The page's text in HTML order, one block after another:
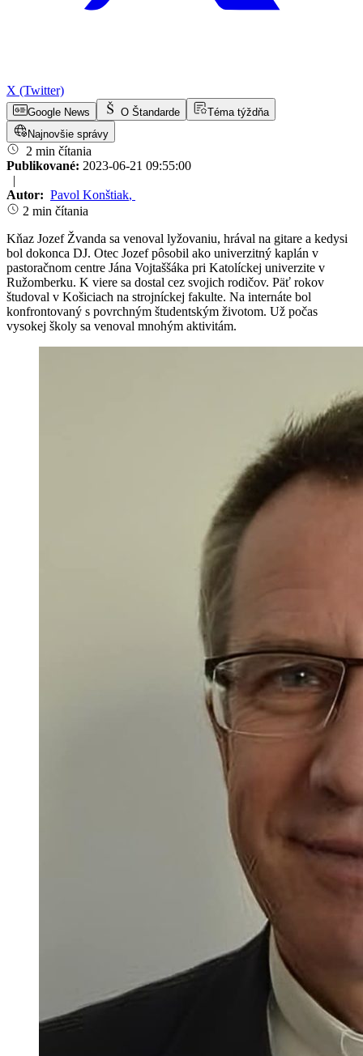
X (Twitter)
Google News O Štandarde
Téma týždňa
Najnovšie správy
2 min čítania
Publikované: 2023-06-21 09:55:00
|
Autor: Pavol Konštiak,
2 min čítania
Kňaz Jozef Žvanda sa venoval lyžovaniu, hrával na gitare a kedysi
bol dokonca DJ. Otec Jozef pôsobil ako univerzitný kaplán v
pastoračnom centre Jána Vojtaššáka pri Katolíckej univerzite v
Ružomberku. K viere sa dostal cez svojich rodičov. Päť rokov
študoval v Košiciach na strojníckej fakulte. Na internáte bol
konfrontovaný s povrchným študentským životom. Už počas
vysokej školy sa venoval mnohým aktivitám.